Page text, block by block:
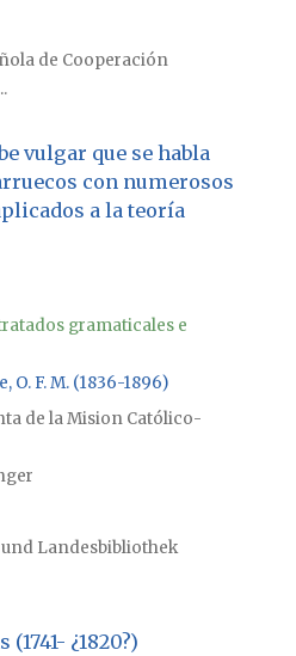
de Cooperación
vulgar que se habla
con numerosos
a la teoría
gramaticales e
O. F. M. (1836-1896)
de la Mision Católico-
Landesbibliothek
¿1820?)